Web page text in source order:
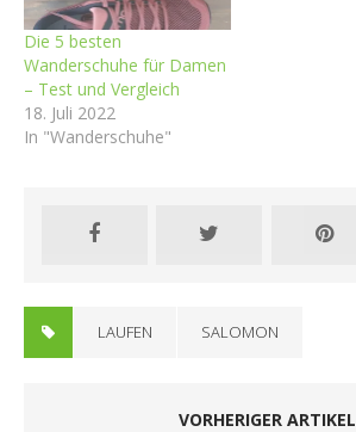
Die 5 besten
Wanderschuhe für Damen
– Test und Vergleich
18. Juli 2022
In "Wanderschuhe"
LAUFEN SALOMON
VORHERIGER ARTIKEL